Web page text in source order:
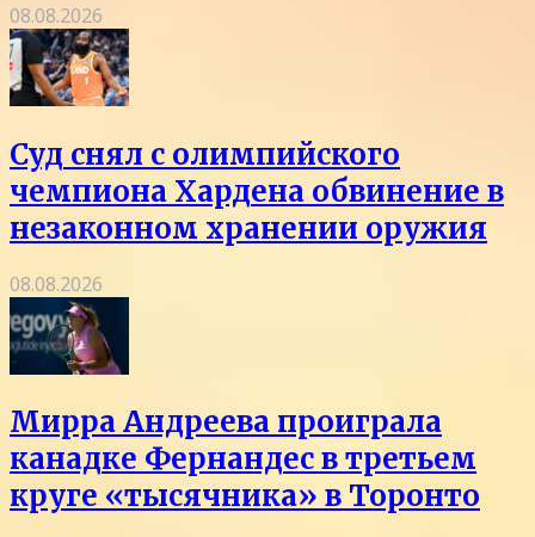
08.08.2026
Суд снял с олимпийского
чемпиона Хардена обвинение в
незаконном хранении оружия
08.08.2026
Мирра Андреева проиграла
канадке Фернандес в третьем
круге «тысячника» в Торонто